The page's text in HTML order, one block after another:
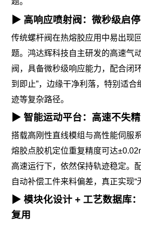
▶ 高响应喷射阀：微秒级启
传统螺杆阀在热熔胶应用中易出现
题。鸿达辉科技自主研发的高速气
阀，具备微秒级响应能力，配合闭
到即止”，边缘干净利落，特别适合
迹等复杂路径。
▶ 智能运动平台：高速不失
搭载高刚性直线模组与高性能伺服
熔胶点胶机定位重复精度可达
高速运行下，依然保持轨迹稳定。
自动补偿工件来料偏差，真正实现“
▶ 模块化设计 + 工艺数据库
复用